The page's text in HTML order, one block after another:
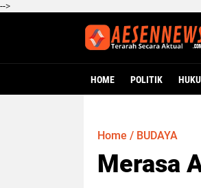
-->
HOME POLITIK
Home / BUDAYA
Merasa